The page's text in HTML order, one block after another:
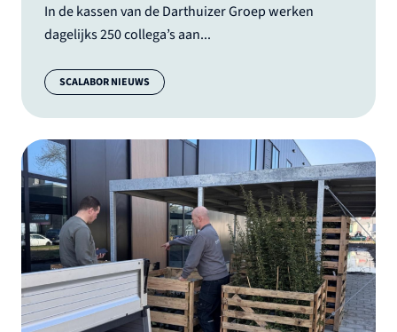
In de kassen van de Darthuizer Groep werken
dagelijks 250 collega’s aan...
Categorie:
SCALABOR NIEUWS